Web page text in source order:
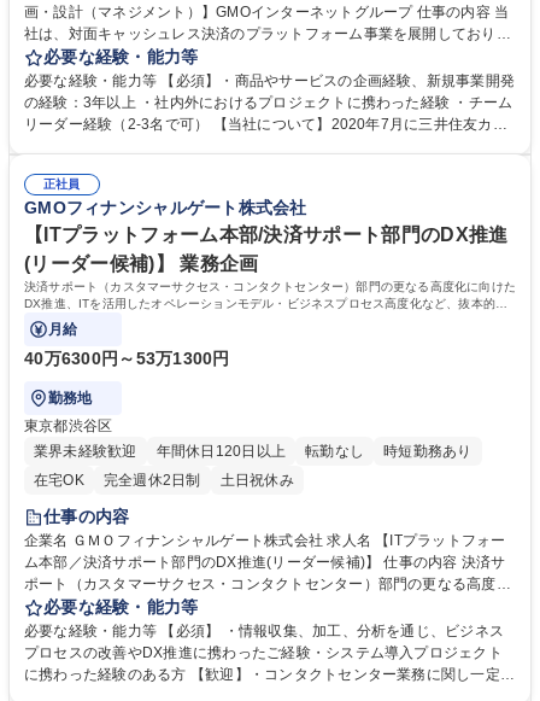
画・設計（マネジメント）】GMOインターネットグループ 仕事の内容 当
社は、対面キャッシュレス決済のプラットフォーム事業を展開しておりま
す。大手アカウント先と協業し、新規市場へのアプローチ戦略の立案や新
しいソリューション企画・設計、既存サービスの改善をお任せします。 既
存サービスの改善においては、日々の大手アカウント先やお客様からの問
い合わせ対応等もお任せします。 【サービス内容】 ・大手アカウント先
ト）】GMOインターネットグループ
必要な経験・能力等
必要な経験・能力等 【必須】・商品やサービスの企画経験、新規事業開発
の経験：3年以上 ・社内外におけるプロジェクトに携わった経験 ・チーム
リーダー経験（2-3名で可） 【当社について】2020年7月に三井住友カー
アンス×キャッシュレス市場成長性により飛躍的に成長している。日本の
キャッシュレス決済比率は39.3%(2023年度).日本政府はこ2025年までに4
0%程度を目指す政策を打ち出していることも追い風の一つ。 学歴・資格
学歴：大学院 大学 語学力： 資格：
正社員
GMOフィナンシャルゲート株式会社
【ITプラットフォーム本部/決済サポート部門のDX推進
(リーダー候補)】 業務企画
決済サポート（カスタマーサクセス・コンタクトセンター）部門の更なる高度化に向けた
DX推進、ITを活用したオペレーションモデル・ビジネスプロセス高度化など、抜本的な
改革を実施していただきます。
月給
40万6300円～53万1300円
勤務地
東京都渋谷区
業界未経験歓迎
年間休日120日以上 転勤なし
時短勤務あり
在宅OK
完全週休2日制 土日祝休み
仕事の内容
企業名 ＧＭＯフィナンシャルゲート株式会社 求人名 【ITプラットフォー
ム本部／決済サポート部門のDX推進(リーダー候補)】 仕事の内容 決済サ
ポート（カスタマーサクセス・コンタクトセンター）部門の更なる高度化
に向けたDX推進、ITを活用したオペレーションモデル・ビジネスプロセス
高度化など、抜本的な改革を実施していただきます。 ・コンタクトセンタ
ー 現場のオペレーション改善(コールセンターシステム導入・AIチャット
ボット導入など) ・加盟店様から集約したニーズの管理、及び課題解決に
必要な経験・能力等
必要な経験・能力等 【必須】 ・情報収集、加工、分析を通じ、ビジネス
プロセスの改善やDX推進に携わったご経験・システム導入プロジェクト
に携わった経験のある方 【歓迎】・コンタクトセンター業務に関し一定の